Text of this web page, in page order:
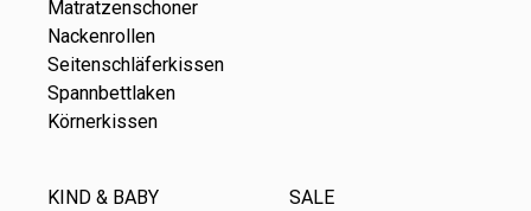
Matratzenschoner
Nackenrollen
Seitenschläferkissen
Spannbettlaken
Körnerkissen
KIND & BABY
SALE